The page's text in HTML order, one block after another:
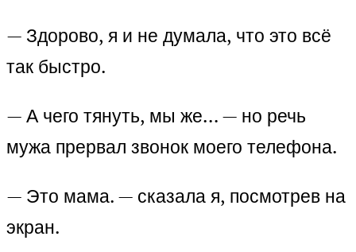
— Здорово, я и не думала, что это всё
так быстро.
— А чего тянуть, мы же… — но речь
мужа прервал звонок моего телефона.
— Это мама. — сказала я, посмотрев на
экран.